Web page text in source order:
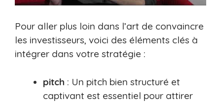
Pour aller plus loin dans l’art de convaincre
les investisseurs, voici des éléments clés à
intégrer dans votre stratégie :
pitch : Un pitch bien structuré et
captivant est essentiel pour attirer